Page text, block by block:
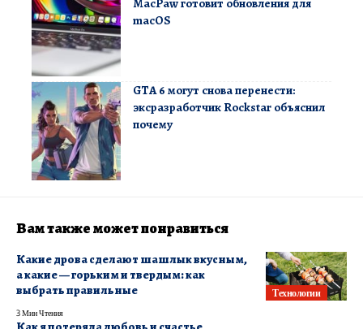
MacPaw готовит обновления для
macOS
GTA 6 могут снова перенести:
эксразработчик Rockstar объяснил
почему
Вам также может понравиться
Технологии
Какие дрова сделают шашлык вкусным,
а какие — горьким и твердым: как
выбрать правильные
3 Мин Чтения